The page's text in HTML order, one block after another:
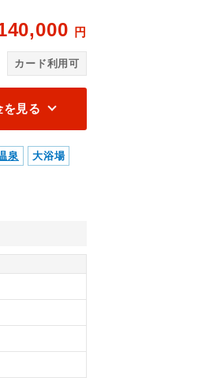
円
カード利用可
見る
泉
大浴場